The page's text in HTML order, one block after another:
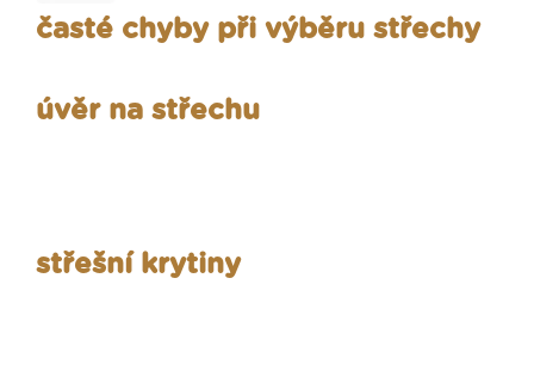
časté chyby při výběru střechy
úvěr na střechu
střešní krytiny